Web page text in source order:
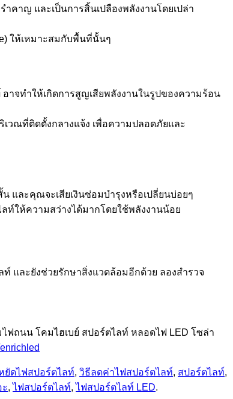
คาญ และเป็นการสิ้นเปลืองพลังงานโดยเปล่า
ให้เหมาะสมกับพื้นที่นั้นๆ
อาจทำให้เกิดการสูญเสียพลังงานในรูปของความร้อน
วณที่ติดตั้งกลางแจ้ง เพื่อความปลอดภัยและ
และคุณจะเสียเงินซ่อมบำรุงหรือเปลี่ยนบ่อยๆ
ท์ให้ความสว่างได้มากโดยใช้พลังงานน้อย
และยังช่วยรักษาสิ่งแวดล้อมอีกด้วย ลองสำรวจ
ถนน โคมไฮเบย์ สปอร์ตไลท์ หลอดไฟ LED โซล่า
ยัดไฟสปอร์ตไลท์, วิธีลดค่าไฟสปอร์ตไลท์, สปอร์ตไลท์,
,ไฟสปอร์ตไลท์,ไฟสปอร์ตไลท์ LED.